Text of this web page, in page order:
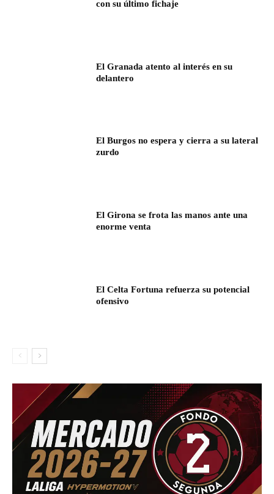
con su último fichaje
El Granada atento al interés en su
delantero
El Burgos no espera y cierra a su lateral
zurdo
El Girona se frota las manos ante una
enorme venta
El Celta Fortuna refuerza su potencial
ofensivo